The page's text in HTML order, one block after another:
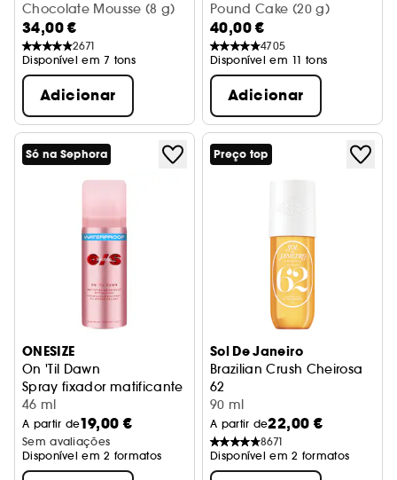
Stick bronzeador e esculpidor
Chocolate Mousse (8 g)
34,00 €
2671
Disponível em 7 tons
Adicionar
Pó solto
Pound Cake (20 g)
40,00 €
4705
Disponível em 11 tons
Adicionar
Só na Sephora
ONESIZE
On 'Til Dawn
Spray fixador matificante à prova de água
46 ml
A partir de19,00 €
Sem avaliações
Disponível em 2 formatos
Preço top
Sol De Janeiro
Brazilian Crush Cheirosa
62
Bruma Perfumada Corporal
90 ml
A partir de22,00 €
8671
Disponível em 2 formatos